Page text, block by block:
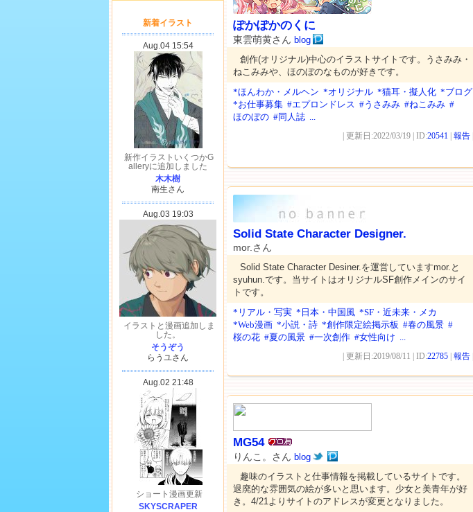
ぽかぽかのくに
東雲萌黄さん blog
創作(オリジナル)中心のイラストサイトです。うさみみ・
ねこみみや、ほのぼのなものが好きです。
*ほんわか・メルヘン *オリジナル *猫耳・擬人化 *ブログ
*お仕事募集 #エプロンドレス #うさみみ #ねこみみ #
ほのぼの #同人誌 ...
| 更新日:2022/03/19 | ID:20541 報告
Solid State Character Designer.
mor.さん
Solid State Character Desiner.を運営していますmor.と
syuhun.です。当サイトはオリジナルSF創作メインのサイ
トです。
*リアル・写実 *日本・中国風 *SF・近未来・メカ
*Web漫画 *小説・詩 *創作限定絵掲示板 #春の風景 #
桜の花 #夏の風景 #一次創作 #女性向け ...
| 更新日:2019/08/11 | ID:22785 報告
MG54
りんこ。さん blog
趣味のイラストと仕事情報を掲載しているサイトです。
退廃的な雰囲気の絵が多いと思います。少女と美青年が好
き。4/21よりサイトのアドレスが変更となりました。